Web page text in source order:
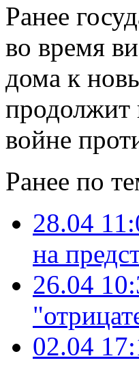
Ранее
во время
дома к
продолжит
войне
Ранее по
28.04
на
26.04
02.04